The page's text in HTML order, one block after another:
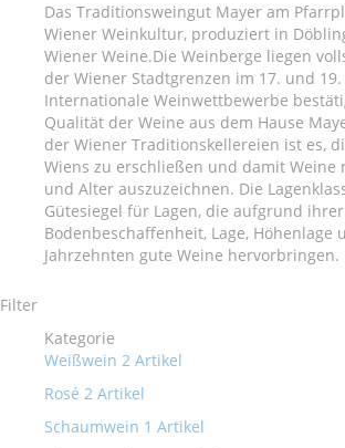
Das Traditionsweingut Mayer am
Wiener Weinkultur, produziert in
Wiener Weine.Die Weinberge liegen
der Wiener Stadtgrenzen im 17. und 19.
Internationale Weinwettbewerbe
Qualität der Weine aus dem Hause
der Wiener Traditionskellereien ist es,
Wiens zu erschließen und damit Weine
und Alter auszuzeichnen. Die
Gütesiegel für Lagen, die aufgrund
Bodenbeschaffenheit, Lage, Höhenlage
Jahrzehnten gute Weine hervorbringen.
Filter
Kategorie
Weißwein 2 Artikel
Rosé 2 Artikel
Schaumwein 1 Artikel